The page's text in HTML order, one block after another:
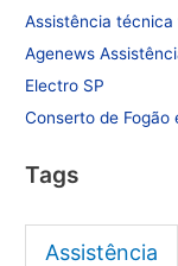
Assistência técnica
Agenews
Electro SP
Conserto de Fogão
Tags
Assistência